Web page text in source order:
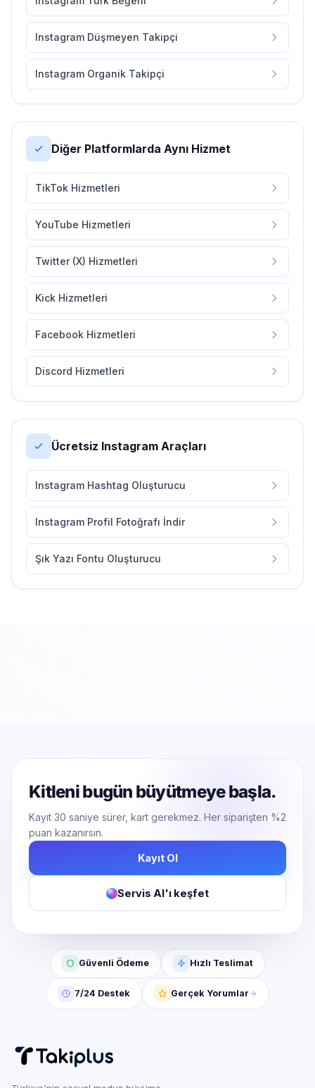
Instagram Düşmeyen Takipçi
Instagram Organik Takipçi
Diğer Platformlarda Aynı Hizmet
TikTok Hizmetleri
YouTube Hizmetleri
Twitter (X) Hizmetleri
Kick Hizmetleri
Facebook Hizmetleri
Discord Hizmetleri
Ücretsiz Instagram Araçları
Instagram Hashtag Oluşturucu
Instagram Profil Fotoğrafı İndir
Şık Yazı Fontu Oluşturucu
Kitleni bugün büyütmeye başla.
Kayıt 30 saniye sürer, kart gerekmez. Her siparişten %2
puan kazanırsın.
Kayıt Ol
Servis AI'ı keşfet
Güvenli Ödeme Hızlı Teslimat
7/24 Destek Gerçek Yorumlar